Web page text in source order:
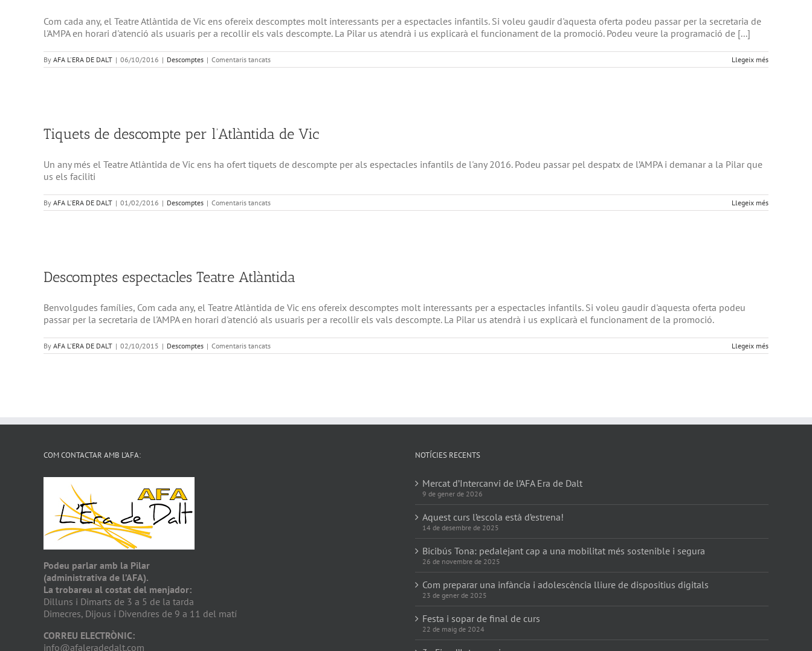
Com cada any, el Teatre Atlàntida de Vic ens ofereix descomptes molt interessants per a espectacles infantils. Si voleu gaudir d'aquesta oferta podeu passar per la secretaria de
l'AMPA en horari d'atenció als usuaris per a recollir els vals descompte. La Pilar us atendrà i us explicarà el funcionament de la promoció. Podeu veure la programació de [...]
By AFA L'ERA DE DALT | 06/10/2016 | Descomptes | Comentaris tancatsa
Tiquets
Llegeix més
Tiquets de descompte per l’Atlàntida de Vic
Un any més el Teatre Atlàntida de Vic ens ha ofert tiquets de descompte per als espectacles infantils de l'any 2016. Podeu passar pel despatx de l’AMPA i demanar a la Pilar que
us els faciliti
By AFA L'ERA DE DALT | 01/02/2016 | Descomptes | Comentaris tancatsa
Tiquets
Llegeix més
Descomptes espectacles Teatre Atlàntida
Benvolgudes famílies, Com cada any, el Teatre Atlàntida de Vic ens ofereix descomptes molt interessants per a espectacles infantils. Si voleu gaudir d'aquesta oferta podeu
passar per la secretaria de l'AMPA en horari d'atenció als usuaris per a recollir els vals descompte. La Pilar us atendrà i us explicarà el funcionament de la promoció.
By AFA L'ERA DE DALT | 02/10/2015 | Descomptes | Comentaris tancatsa
Descomptes
Llegeix més
COM CONTACTAR AMB L’AFA:
Podeu parlar amb la Pilar
(administrativa de l’AFA).
La trobareu al costat del menjador:
Dilluns i Dimarts de 3 a 5 de la tarda
Dimecres, Dijous i Divendres de 9 a 11 del matí
CORREU ELECTRÒNIC:
info@afaleradedalt.com
NOTÍCIES RECENTS
Mercat d’Intercanvi de l’AFA Era de Dalt
9 de gener de 2026
Aquest curs l’escola està d’estrena!
14 de desembre de 2025
Bicibús Tona: pedalejant cap a una mobilitat més sostenible i segura
26 de novembre de 2025
Com preparar una infància i adolescència lliure de dispositius digitals
23 de gener de 2025
Festa i sopar de final de curs
22 de maig de 2024